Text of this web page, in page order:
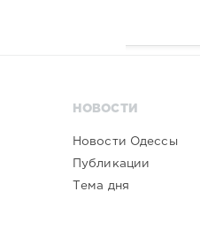
НОВОСТИ
Новости Одессы
Публикации
Тема дня